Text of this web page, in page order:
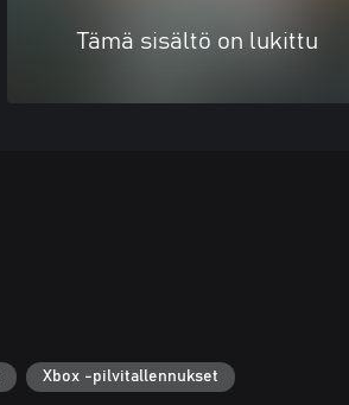
Tämä sisältö on lukittu
Xbox -pilvitallennukset